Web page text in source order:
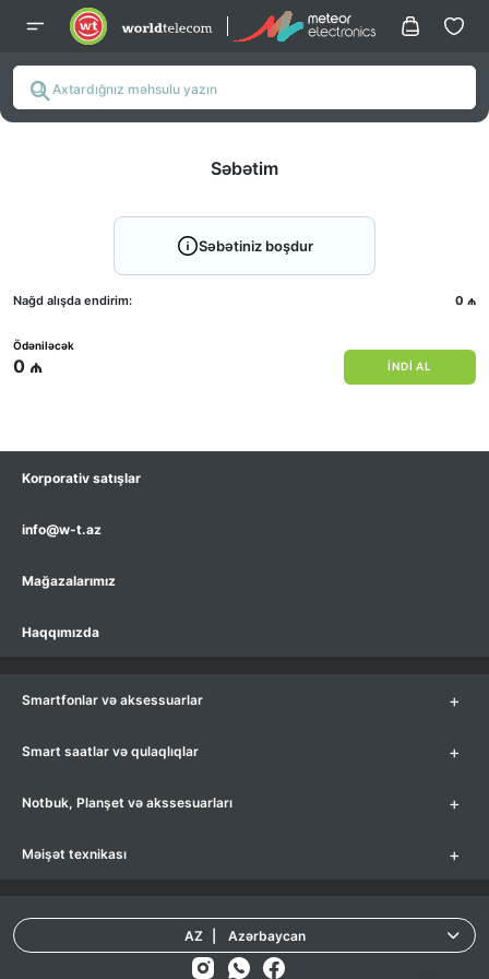
Səbətim
Səbətiniz boşdur
Nağd alışda endirim: 0 ₼
Ödəniləcək
0 ₼ INDI AL
Korporativ satışlar
info@w-t.az
Mağazalarımız
Haqqımızda
Smartfonlar və aksessuarlar +
Smart saatlar və qulaqlıqlar +
Notbuk, Planşet və akssesuarları +
Məişət texnikası +
AZ Azərbaycan